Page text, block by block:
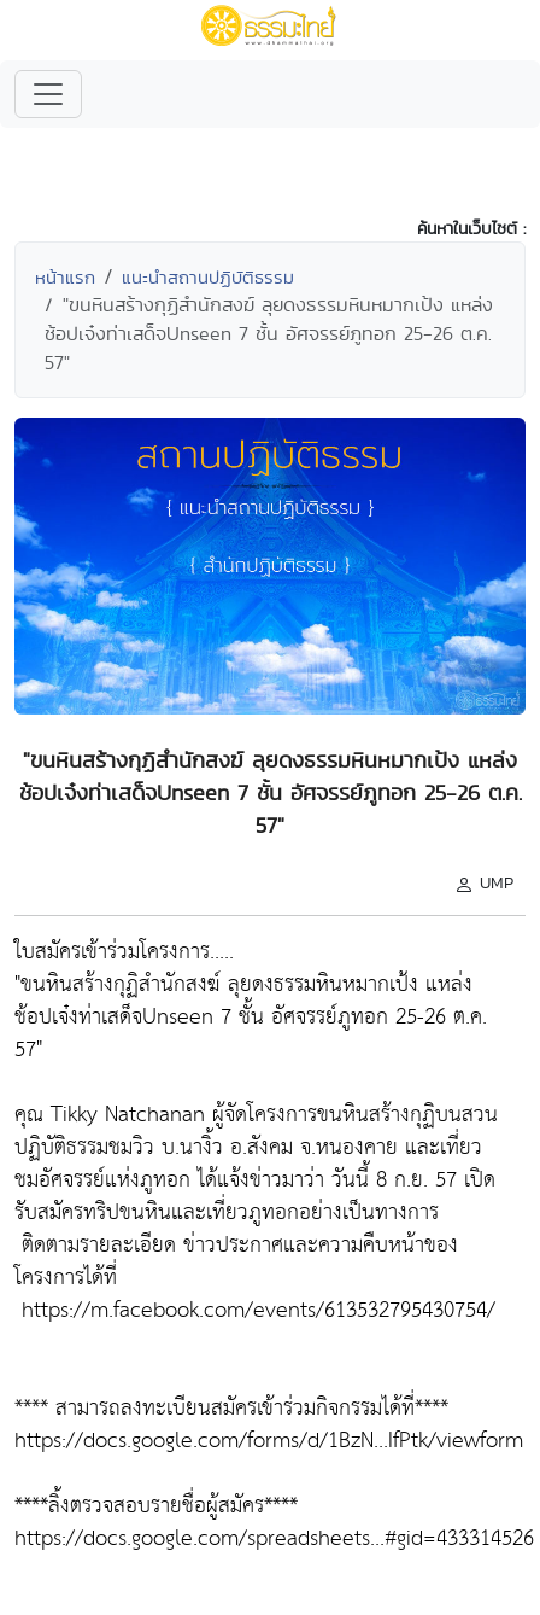
ค้นหาในเว็บไซต์ :
หน้าแรก แนะนำสถานปฏิบัติธรรม
"ขนหินสร้างกุฏิสำนักสงฆ์ ลุยดงธรรมหินหมากเป้ง แหล่ง
ช้อปเจ๋งท่าเสด็จUnseen 7 ชั้น อัศจรรย์ภูทอก 25-26 ต.ค.
57"
"ขนหินสร้างกุฏิสำนักสงฆ์ ลุยดงธรรมหินหมากเป้ง แหล่ง
ช้อปเจ๋งท่าเสด็จUnseen 7 ชั้น อัศจรรย์ภูทอก 25-26 ต.ค.
57"
UMP
ใบสมัครเข้าร่วมโครงการ.....
"ขนหินสร้างกุฏิสำนักสงฆ์ ลุยดงธรรมหินหมากเป้ง แหล่ง
ช้อปเจ๋งท่าเสด็จUnseen 7 ชั้น อัศจรรย์ภูทอก 25-26 ต.ค.
57"
คุณ Tikky Natchanan ผู้จัดโครงการขนหินสร้างกุฏิบนสวน
ปฏิบัติธรรมชมวิว บ.นางิ้ว อ.สังคม จ.หนองคาย และเที่ยว
ชมอัศจรรย์แห่งภูทอก ได้แจ้งข่าวมาว่า วันนี้ 8 ก.ย. 57 เปิด
รับสมัครทริปขนหินและเที่ยวภูทอกอย่างเป็นทางการ
ติดตามรายละเอียด ข่าวประกาศและความคืบหน้าของ
โครงการได้ที่
https://m.facebook.com/events/613532795430754/
**** สามารถลงทะเบียนสมัครเข้าร่วมกิจกรรมได้ที่****
https://docs.google.com/forms/d/1BzN...IfPtk/viewform
****ลิ้งตรวจสอบรายชื่อผู้สมัคร****
https://docs.google.com/spreadsheets...#gid=433314526